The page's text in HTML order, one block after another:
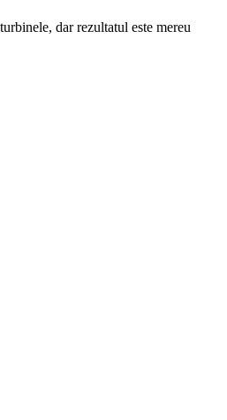
dar rezultatul este mereu